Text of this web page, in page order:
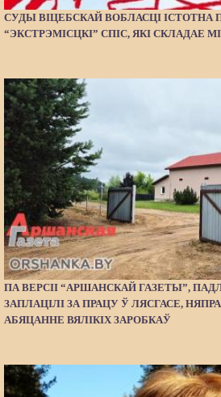
СУДЫ ВІЦЕБСКАЙ ВОБЛАСЦІ ІСТОТНА
“ЭКСТРЭМІСЦКІ” СПІС, ЯКІ СКЛАДАЕ
ПА ВЕРСІІ “АРШАНСКАЙ ГАЗЕТЫ”,
ЗАПЛАЦІЛІ ЗА ПРАЦУ Ў ЛЯСГАСЕ,
АБЯЦАННЕ ВЯЛІКІХ ЗАРОБКАЎ